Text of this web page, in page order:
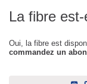
La fibre
Oui, la fibre est
commandez un